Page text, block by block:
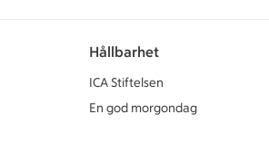
Hållbarhet
ICA Stiftelsen
En god morgondag